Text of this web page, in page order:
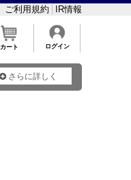
ご利用規約 IR情報
カート ログイン
さらに詳しく